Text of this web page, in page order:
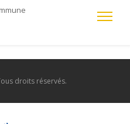
droits réservés.